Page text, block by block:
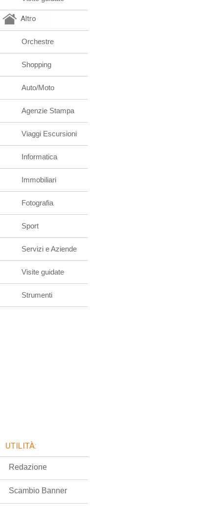
Altro
Orchestre
Shopping
Auto/Moto
Agenzie Stampa
Viaggi Escursioni
Informatica
Immobiliari
Fotografia
Sport
Servizi e Aziende
Visite guidate
Strumenti
UTILITÀ:
Redazione
Scambio Banner